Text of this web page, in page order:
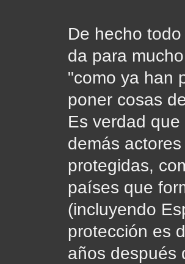
De hecho
da para
"como ya han
poner cosas
Es verdad
demás
protegidas,
países que
(incluyendo
protección es
años después